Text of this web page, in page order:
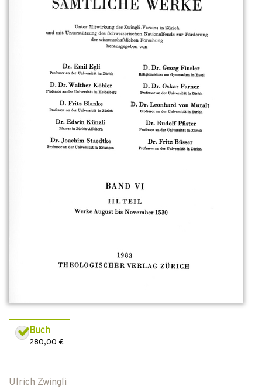
Buch
280,00 €
Ulrich Zwingli